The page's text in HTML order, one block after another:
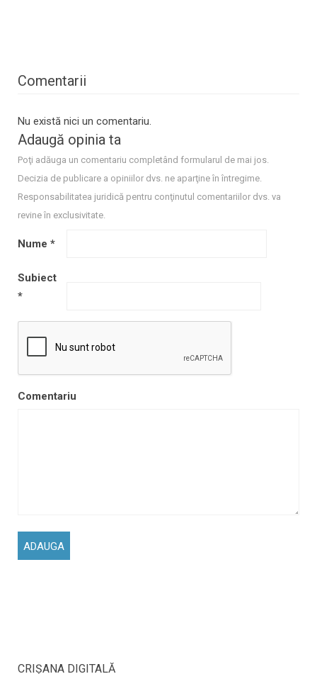
Comentarii
Nu există nici un comentariu.
Adaugă opinia ta
Poţi adăuga un comentariu completând formularul de mai jos.
Decizia de publicare a opiniilor dvs. ne aparţine în întregime.
Responsabilitatea juridică pentru conţinutul comentariilor dvs. va
revine în exclusivitate.
Nume *
Subiect
*
Comentariu
CRIŞANA DIGITALĂ